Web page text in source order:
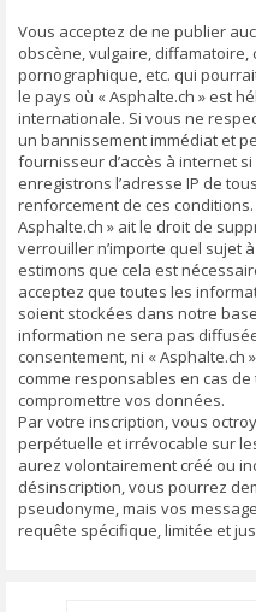
Vous acceptez de ne publier
obscène, vulgaire, diffamatoire,
pornographique, etc. qui
le pays où « Asphalte.ch » est
internationale. Si vous ne
un bannissement immédiat et
fournisseur d’accès à internet
enregistrons l’adresse IP de
renforcement de ces
Asphalte.ch » ait le droit de
verrouiller n’importe quel sujet
estimons que cela est
acceptez que toutes les
soient stockées dans notre
information ne sera pas
consentement, ni « Asphalte.ch
comme responsables en cas
compromettre vos données.
Par votre inscription, vous
perpétuelle et irrévocable sur
aurez volontairement créé ou
désinscription, vous pourrez
pseudonyme, mais vos
requête spécifique, limitée et